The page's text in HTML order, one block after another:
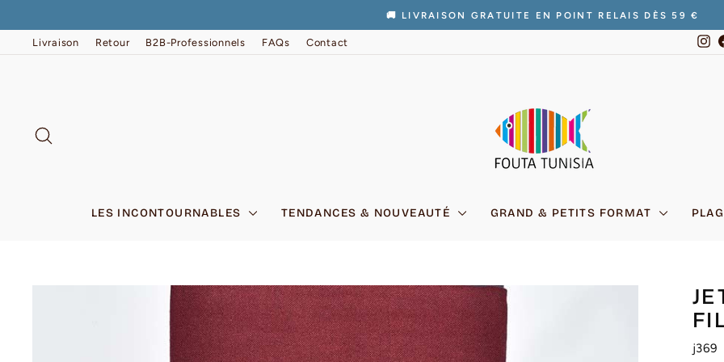
contenu
Diaporama
🚚 LIVRAISON GRATUITE EN POINT RELAIS DÈS 59 €
Livraison Retour B2B-Professionnels FAQs Contact
LES INCONTOURNABLES TENDANCES & NOUVEAUTÉ GRAND & PETITS FORMAT
j369